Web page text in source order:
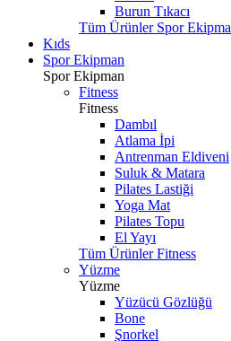
Burun Tıkacı
Tüm Ürünler Spor
Kıds
Spor Ekipman
Spor Ekipman
Fitness
Fitness
Dambıl
Atlama İpi
Antrenman Eldiveni
Suluk & Matara
Pilates Lastiği
Yoga Mat
Pilates Topu
El Yayı
Tüm Ürünler Fitness
Yüzme
Yüzme
Yüzücü Gözlüğü
Bone
Şnorkel